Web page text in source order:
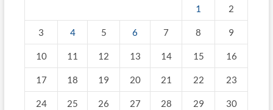
1 2
3 4 5 6 7 8 9
10 11 12 13 14 15 16
17 18 19 20 21 22 23
24 25 26 27 28 29 30